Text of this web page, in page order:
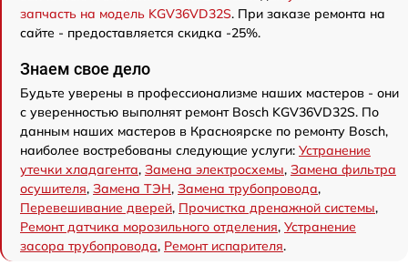
запчасть на модель KGV36VD32S. При заказе ремонта на
сайте - предоставляется скидка -25%.
Знаем свое дело
Будьте уверены в профессионализме наших мастеров - они
с уверенностью выполнят ремонт Bosch KGV36VD32S. По
данным наших мастеров в Красноярске по ремонту Bosch,
наиболее востребованы следующие услуги: Устранение
утечки хладагента, Замена электросхемы, Замена фильтра
осушителя, Замена ТЭН, Замена трубопровода,
Перевешивание дверей, Прочистка дренажной системы,
Ремонт датчика морозильного отделения, Устранение
засора трубопровода, Ремонт испарителя.